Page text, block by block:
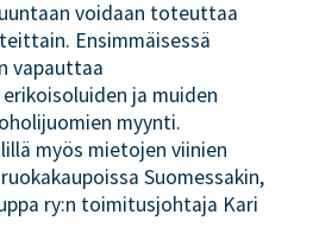
voidaan toteuttaa
Ensimmäisessä
vapauttaa
ja muiden
myynti.
myös mietojen viinien
Suomessakin,
ry:n toimitusjohtaja Kari